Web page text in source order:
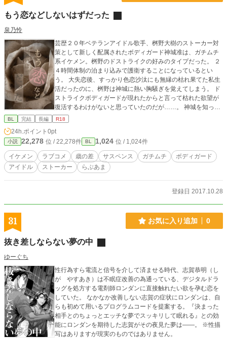
もう恋などしないはずだった
泉乃怜
芸歴２０年ベテランアイドル歌手、桝野大樹のストーカー対
策として新しく配属されたボディガード神城准は、ガチムチ
系イケメン。桝野のドストライクの好みのタイプだった。 ２
４時間体制の泊まり込みで護衛することになっているとい
う。 大失恋後、すっかり色恋沙汰にも無縁の枯れ果てた私生
活だったのに、桝野は神城に熱い胸騒ぎを覚えてしまう。 ド
ストライクボディガードが現れたからと言って枯れた欲望が
復活するわけがないと思っていたのだが……。 神城を知って
いくごとに、惹かれていき、とうとう桝野の方が神城にキス
悩みは尽きない。 悶々として酔いに任せ桝野は神城を口説き
誘惑するが……。 お互いをノンケだと思い込んでいるゆえな
かなか関係は進展しない。 桝野がストーカーに拉致されそう
になる事件をきっかけに急展開するが――。 ちょっぴりサス
ペンス込みのラブコメディ。
BL 完結 長編 R18
24h.ポイント 0pt
小説 22,278 位 / 22,278件 BL 1,024 位 / 1,024件
イケメン ラブコメ 歳の差 サスペンス ガチムチ
ボディガード
アイドル
ストーカー らぶあま
登録日 2017.10.28
31 お気に入り追加 0
抜き差しならない夢の中
ゆーぐち
性行為すら電流と信号を介して済ませる時代、志賀恭明（し
が やすあき）は不眠症改善の為通っている、デジタルドラ
ッグを処方する電剤師ロンダンに直接触れたい欲を孕む恋を
していた。 なかなか改善しない志賀の症状にロンダンは、自
らも初めて用いるプログラムコードを提案する。『決まった
相手とのちょっとエッチな夢でスッキリして眠れる』との効
能にロンダンを期待した志賀がその夜見た夢は――。 ※性描
写はありますが現実のものではありません。